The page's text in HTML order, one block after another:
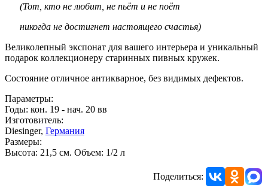
(Тот, кто не любит, не пьёт и не поёт
никогда не достигнет настоящего счастья)
Великолепный экспонат для вашего интерьера и уникальный
подарок коллекционеру старинных пивных кружек.
Состояние отличное антикварное, без видимых дефектов.
Параметры:
Годы: кон. 19 - нач. 20 вв
Изготовитель:
Diesinger, Германия
Размеры:
Высота: 21,5 см. Объем: 1/2 л
Поделиться: